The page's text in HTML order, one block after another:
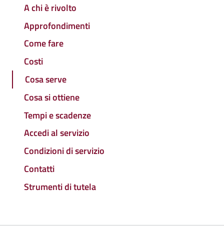
A chi è rivolto
Approfondimenti
Come fare
Costi
Cosa serve
Cosa si ottiene
Tempi e scadenze
Accedi al servizio
Condizioni di servizio
Contatti
Strumenti di tutela